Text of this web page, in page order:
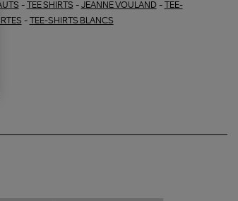
- TEE SHIRTS - JEANNE VOULAND- TEE-
- TEE-SHIRTS BLANCS